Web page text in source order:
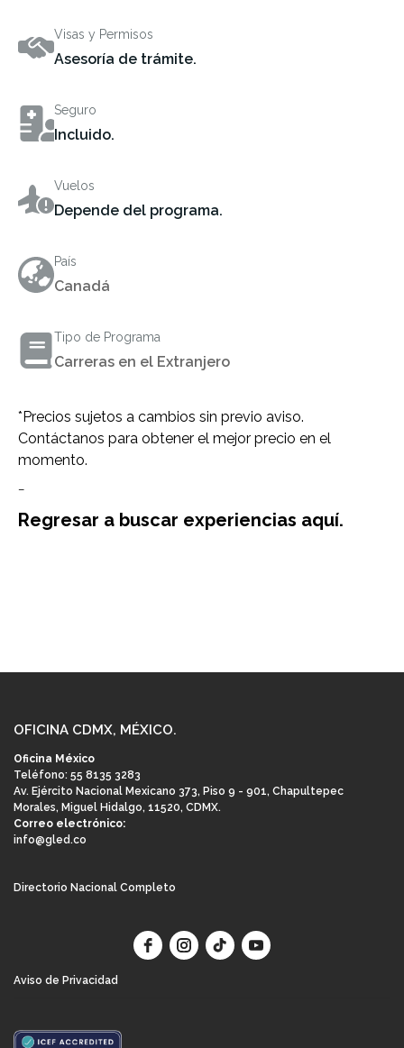
Visas y Permisos
Asesoría de trámite.
Seguro
Incluido.
Vuelos
Depende del programa.
País
Canadá
Tipo de Programa
Carreras en el Extranjero
*Precios sujetos a cambios sin previo aviso.
Contáctanos para obtener el mejor precio en el
momento.
–
Regresar a buscar experiencias aquí.
OFICINA CDMX, MÉXICO.
Oficina México
Teléfono: 55 8135 3283
Av. Ejército Nacional Mexicano 373, Piso 9 - 901, Chapultepec
Morales, Miguel Hidalgo, 11520, CDMX.
Correo electrónico:
info@gled.co
Directorio Nacional Completo
Aviso de Privacidad